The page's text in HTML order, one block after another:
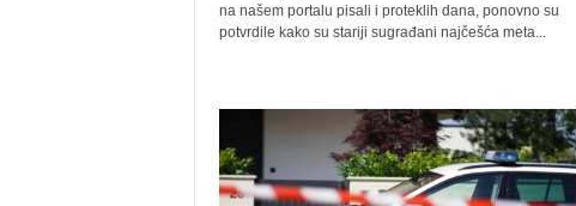
na našem portalu pisali i proteklih dana, ponovno su
potvrdile kako su stariji sugrađani najčešća meta...